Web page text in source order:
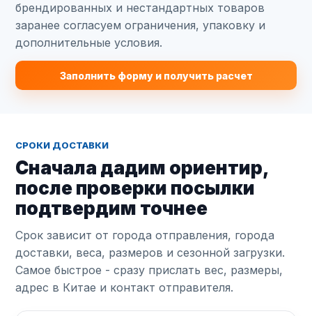
брендированных и нестандартных товаров
заранее согласуем ограничения, упаковку и
дополнительные условия.
Заполнить форму и получить расчет
СРОКИ ДОСТАВКИ
Сначала дадим ориентир,
после проверки посылки
подтвердим точнее
Срок зависит от города отправления, города
доставки, веса, размеров и сезонной загрузки.
Самое быстрое - сразу прислать вес, размеры,
адрес в Китае и контакт отправителя.